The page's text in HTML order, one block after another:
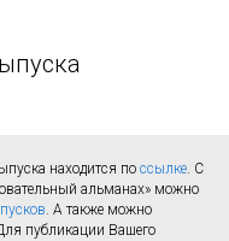
находится по ссылке. С
альманах» можно
. А также можно
публикации Вашего